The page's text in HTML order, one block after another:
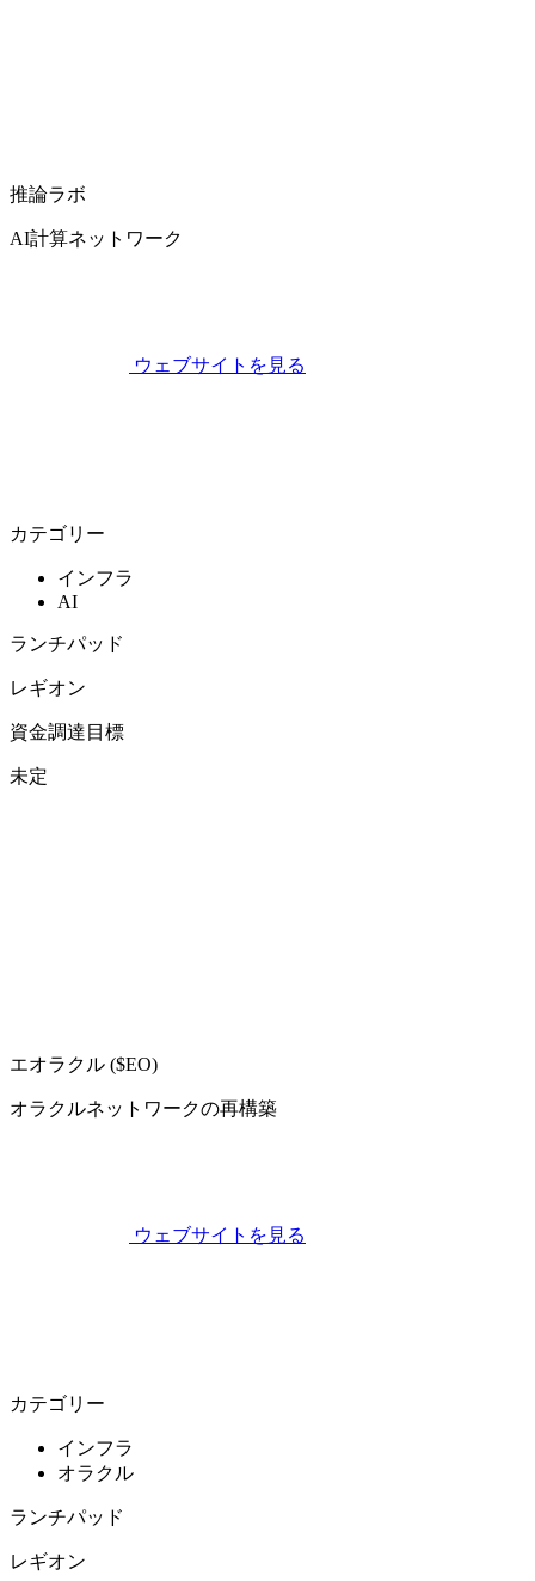
推論ラボ
AI計算ネットワーク
ウェブサイトを見る
カテゴリー
インフラ
AI
ランチパッド
レギオン
資金調達目標
未定
エオラクル ($EO)
オラクルネットワークの再構築
ウェブサイトを見る
カテゴリー
インフラ
オラクル
ランチパッド
レギオン